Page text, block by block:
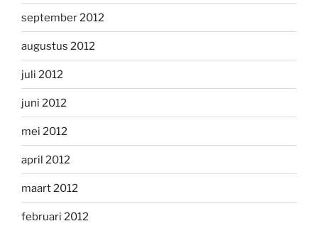
september 2012
augustus 2012
juli 2012
juni 2012
mei 2012
april 2012
maart 2012
februari 2012